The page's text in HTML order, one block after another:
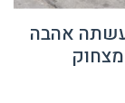
אהבה